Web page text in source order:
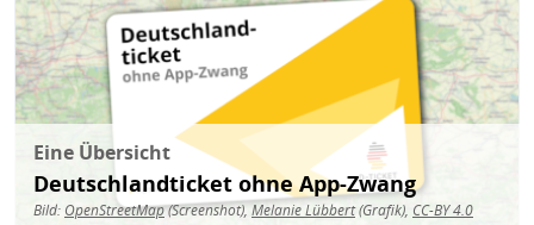
Eine Übersicht
Deutschlandticket ohne App-Zwang
Bild: OpenStreetMap(Screenshot),Melanie Lübbert(Grafik), CC-BY 4.0